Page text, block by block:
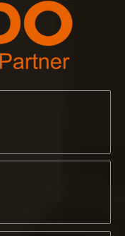
gran noticia para